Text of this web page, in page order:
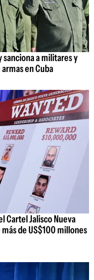
sanciona a militares y
en Cuba
Cartel Jalisco Nueva
de US$100 millones